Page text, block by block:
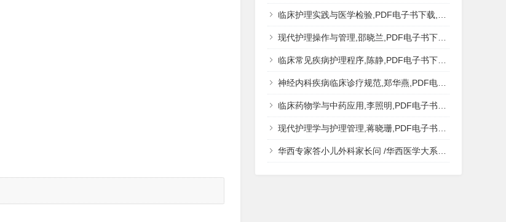
临床护理实践与医学检验,PDF电子书下载,193MB,网盘资源
现代护理操作与管理,邵晓兰,PDF电子书下载,242MB,网盘资源
临床常见疾病护理程序,陈静,PDF电子书下载,185MB,网盘资源
神经内科疾病临床诊疗规范,郑华燕,PDF电子书下载,188MB,网盘资源
临床药物学与中药应用,李照明,PDF电子书下载,202MB,网盘资源
现代护理学与护理管理,蒋晓珊,PDF电子书下载,223MB,网盘资源
华西专家答小儿外科家长问 /华西医学大系?医学科普,PDF电子书网盘下载